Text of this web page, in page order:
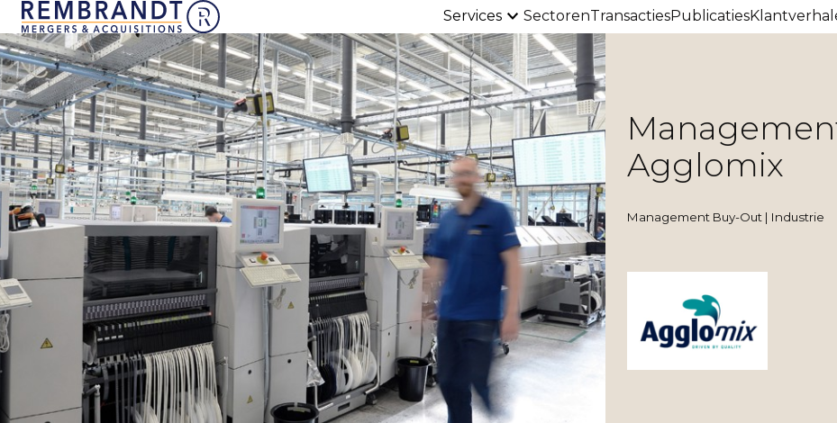
Services SectorenTransactiesPublicaties
Agglomix
Management Buy-Out | Industrie